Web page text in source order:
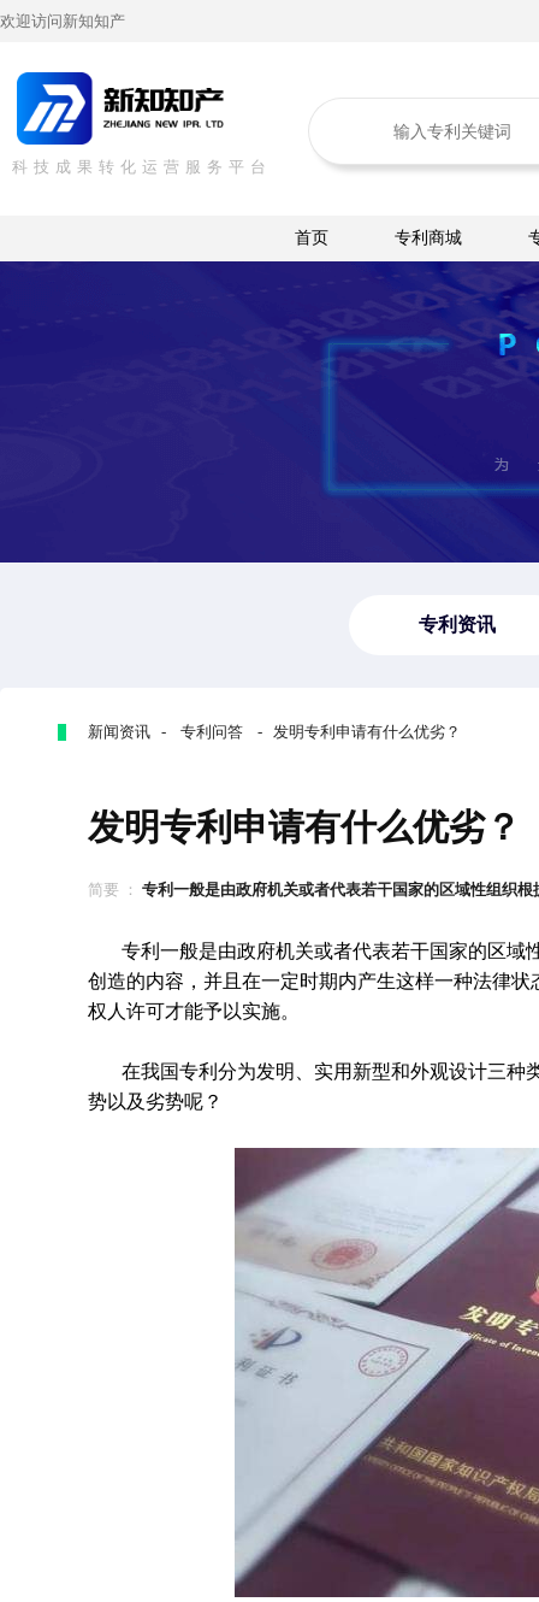
欢迎访问新知知产
科技成果转化运营服务平台
首页 专利商城
专利资讯
新闻资讯 - 专利问答 - 发明专利申请有什么优劣？
发明专利申请有什么优劣？
简要 ： 专利一般是由政府机关或者代表若干国家的区域性组织根
专利一般是由政府机关或者代表若干国家的区域
创造的内容，并且在一定时期内产生这样一种法律
权人许可才能予以实施。
在我国专利分为发明、实用新型和外观设计三种
势以及劣势呢？